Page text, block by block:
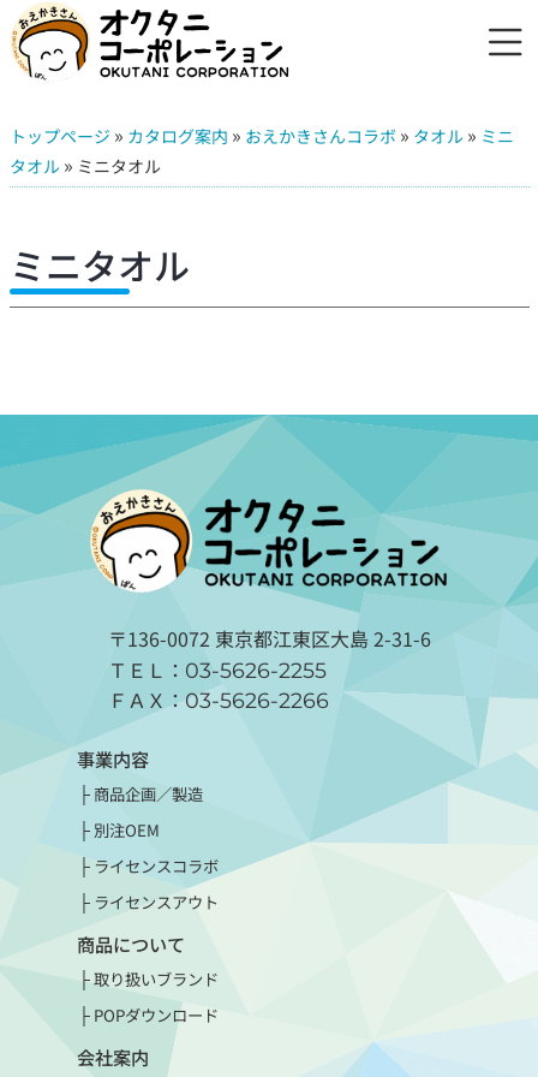
トップページ » カタログ案内 » おえかきさんコラボ » タオル » ミニ
タオル » ミニタオル
ミニタオル
〒136-0072 東京都江東区大島 2-31-6
ＴＥＬ： 03-5626-2255
ＦＡＸ： 03-5626-2266
事業内容
商品企画／製造
別注OEM
ライセンスコラボ
ライセンスアウト
商品について
取り扱いブランド
POPダウンロード
会社案内